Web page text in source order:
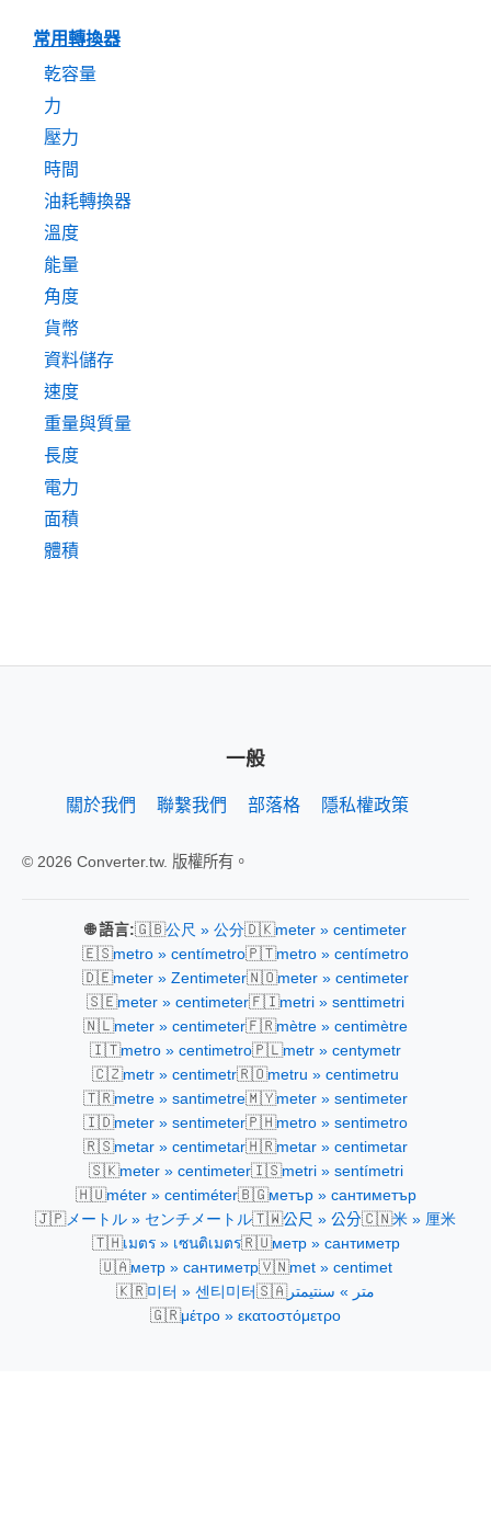
常用轉換器
乾容量
力
壓力
時間
油耗轉換器
溫度
能量
角度
貨幣
資料儲存
速度
重量與質量
長度
電力
面積
體積
一般
關於我們 聯繫我們 部落格 隱私權政策
© 2026 Converter.tw. 版權所有。
🌐 語言:🇬🇧公尺 » 公分🇩🇰meter » centimeter
🇪🇸metro » centímetro🇵🇹metro » centímetro
🇩🇪meter » Zentimeter🇳🇴meter » centimeter
🇸🇪meter » centimeter🇫🇮metri » senttimetri
🇳🇱meter » centimeter🇫🇷mètre » centimètre
🇮🇹metro » centimetro🇵🇱metr » centymetr
🇨🇿metr » centimetr🇷🇴metru » centimetru
🇹🇷metre » santimetre🇲🇾meter » sentimeter
🇮🇩meter » sentimeter🇵🇭metro » sentimetro
🇷🇸metar » centimetar🇭🇷metar » centimetar
🇸🇰meter » centimeter🇮🇸metri » sentímetri
🇭🇺méter » centiméter🇧🇬метър » сантиметър
🇯🇵メートル » センチメートル🇹🇼公尺 » 公分🇨🇳米 » 厘米
🇹🇭เมตร » เซนติเมตร🇷🇺метр » сантиметр
🇺🇦метр » сантиметр🇻🇳met » centimet
🇰🇷미터 » 센티미터 🇸🇦متر » سنتيمتر
🇬🇷μέτρο » εκατοστόμετρο